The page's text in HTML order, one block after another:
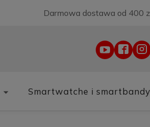
Darmowa dostawa od 400
Smartwatche i smartbandy